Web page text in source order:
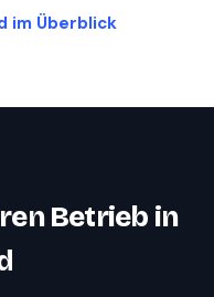
im Überblick
Betrieb in